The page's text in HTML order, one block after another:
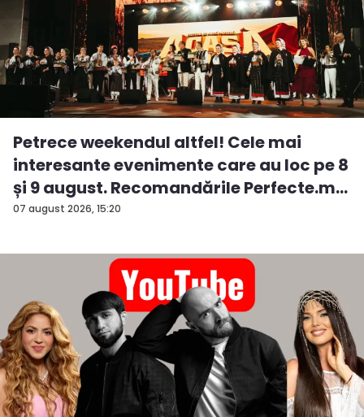
07 august 2026, 15:20
Petrece weekendul altfel! Cele mai
interesante evenimente care au loc pe 8
și 9 august. Recomandările Perfecte.m...